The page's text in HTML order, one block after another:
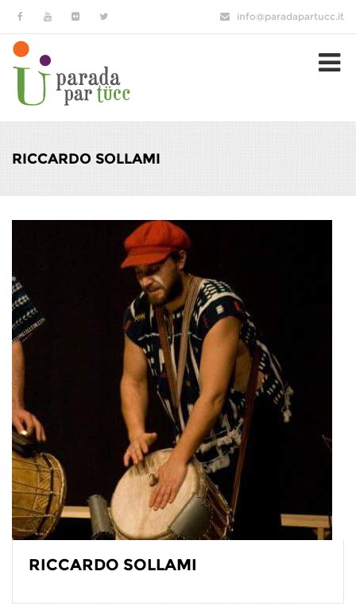
Salta al contenuto principale info@paradapartucc.it
RICCARDO SOLLAMI
RICCARDO SOLLAMI